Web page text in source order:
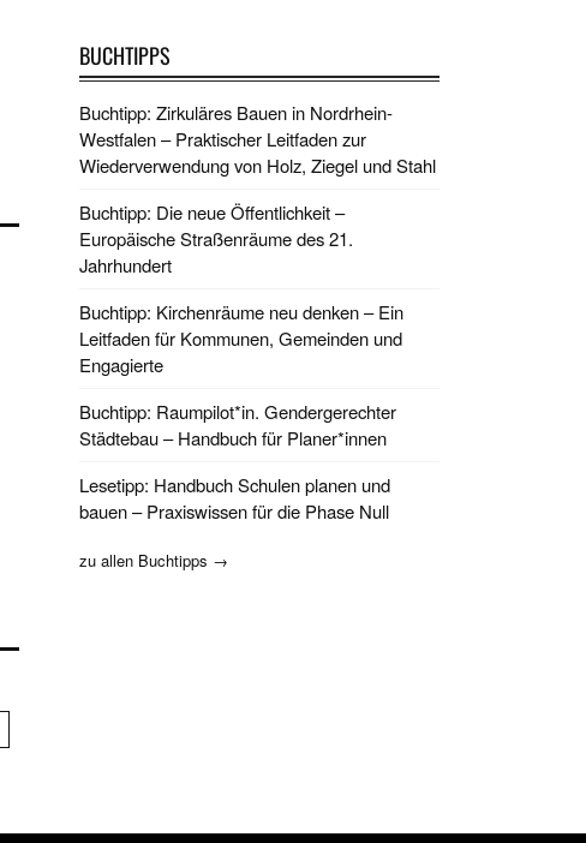
BUCHTIPPS
Buchtipp: Zirkuläres Bauen in Nordrhein-
Westfalen – Praktischer Leitfaden zur
Wiederverwendung von Holz, Ziegel und Stahl
Buchtipp: Die neue Öffentlichkeit –
Europäische Straßenräume des 21.
Jahrhundert
Buchtipp: Kirchenräume neu denken – Ein
Leitfaden für Kommunen, Gemeinden und
Engagierte
Buchtipp: Raumpilot*in. Gendergerechter
Städtebau – Handbuch für Planer*innen
Lesetipp: Handbuch Schulen planen und
bauen – Praxiswissen für die Phase Null
zu allen Buchtipps →